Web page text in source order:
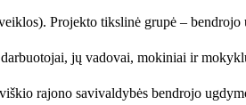
Projekto tikslinė grupė –
jų vadovai, mokiniai ir
rajono savivaldybės bendrojo